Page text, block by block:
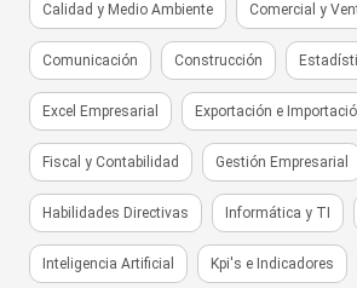
Calidad y Medio Ambiente Comercial y
Comunicación Construcción
Excel Empresarial Exportación e
Fiscal y Contabilidad Gestión Empresarial
Habilidades Directivas Informática y TI
Inteligencia Artificial Kpi's e Indicadores